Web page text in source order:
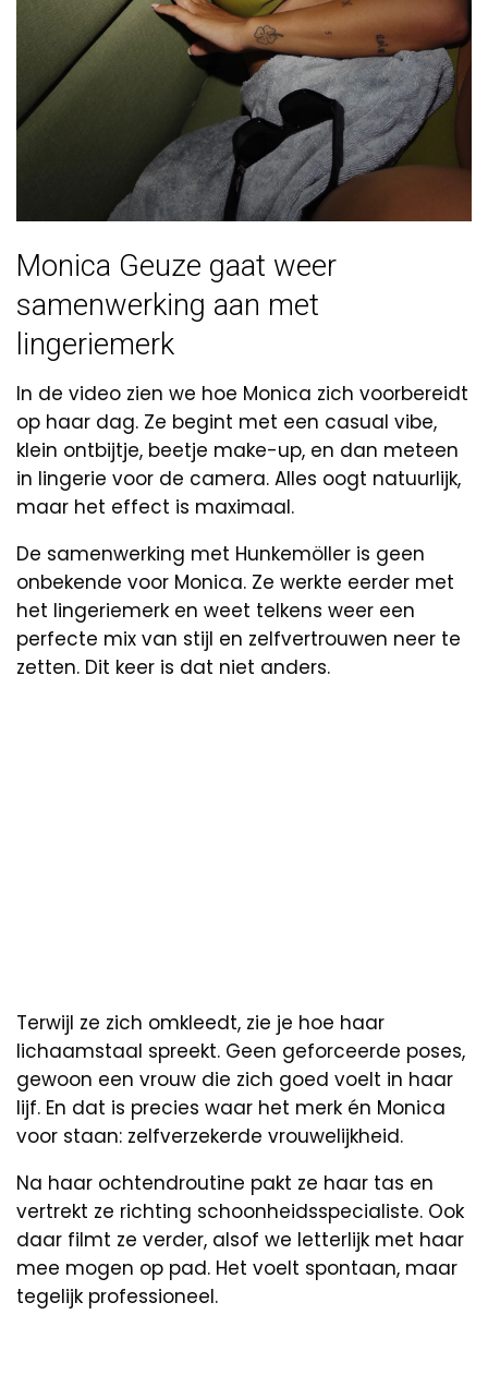
Monica Geuze gaat weer
samenwerking aan met
lingeriemerk
In de video zien we hoe Monica zich voorbereidt
op haar dag. Ze begint met een casual vibe,
klein ontbijtje, beetje make-up, en dan meteen
in lingerie voor de camera. Alles oogt natuurlijk,
maar het effect is maximaal.
De samenwerking met Hunkemöller is geen
onbekende voor Monica. Ze werkte eerder met
het lingeriemerk en weet telkens weer een
perfecte mix van stijl en zelfvertrouwen neer te
zetten. Dit keer is dat niet anders.
Terwijl ze zich omkleedt, zie je hoe haar
lichaamstaal spreekt. Geen geforceerde poses,
gewoon een vrouw die zich goed voelt in haar
lijf. En dat is precies waar het merk én Monica
voor staan: zelfverzekerde vrouwelijkheid.
Na haar ochtendroutine pakt ze haar tas en
vertrekt ze richting schoonheidsspecialiste. Ook
daar filmt ze verder, alsof we letterlijk met haar
mee mogen op pad. Het voelt spontaan, maar
tegelijk professioneel.